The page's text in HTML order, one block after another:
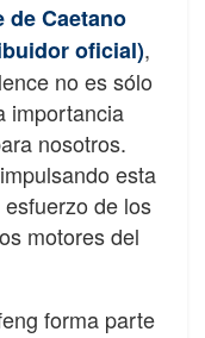
de Caetano
oficial),
no es sólo
importancia
nosotros.
esta
de los
motores del
forma parte